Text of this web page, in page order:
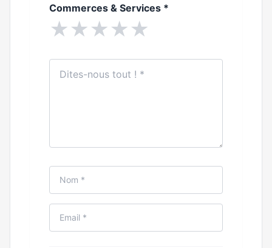
Commerces & Services *
★★★★★